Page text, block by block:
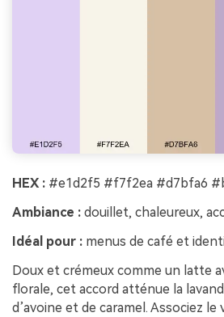
HEX : #e1d2f5 #f7f2ea #d7bfa6
Ambiance : douillet, chaleureux,
Idéal pour : menus de café et
Doux et crémeux comme un latte
florale, cet accord atténue la
d’avoine et de caramel. Associez